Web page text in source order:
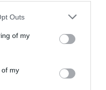
Outs
of my
of my